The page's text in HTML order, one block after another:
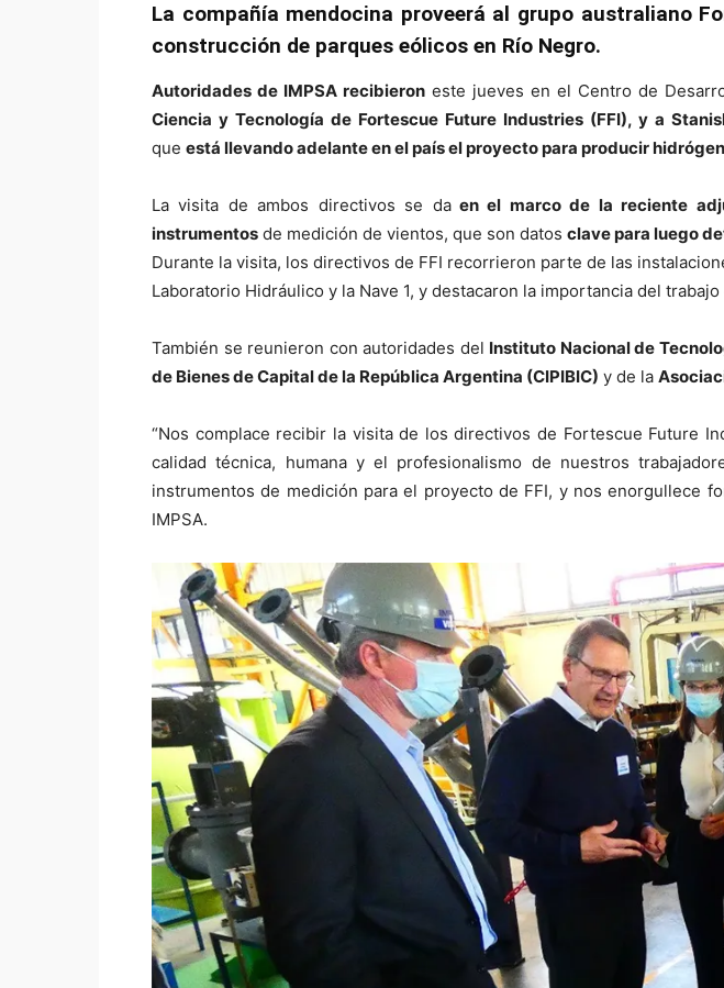
La compañía mendocina proveerá al grupo australiano
construcción de parques eólicos en Río Negro.
Autoridades de IMPSA recibieroneste jueves en el Centro de
Ciencia y Tecnología de Fortescue Future Industries (FFI), y a
que está llevando adelante en el país el proyecto para producir
La visita de ambos directivos se daen el marco de la reciente
instrumentos de medición de vientos, que son datos clave para luego
Durante la visita, los directivos de FFI recorrieron parte de las
Laboratorio Hidráulico y la Nave 1, y destacaron la importancia del
También se reunieron con autoridades del Instituto Nacional de
de Bienes de Capital de la República Argentina (CIPIBIC) y de la
“Nos complace recibir la visita de los directivos de Fortescue Future
calidad técnica, humana y el profesionalismo de nuestros
instrumentos de medición para el proyecto de FFI, y nos enorgullece
IMPSA.